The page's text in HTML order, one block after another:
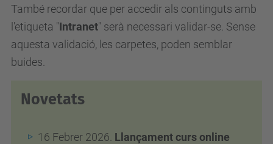
També recordar que per accedir als continguts amb
l'etiqueta "Intranet" serà necessari validar-se. Sense
aquesta validació, les carpetes, poden semblar
buides.
Novetats
16 Febrer 2026. Llançament curs online